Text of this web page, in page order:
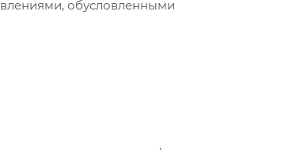
обусловленными